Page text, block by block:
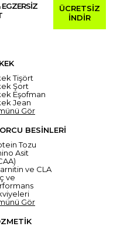
EGZERSİZ
ÜCRETSİZ
İNDİR
Tişört
Şort
Eşofman
Jean
Gör
BESİNLERİ
Tozu
Asit
ve CLA
ve
Gör